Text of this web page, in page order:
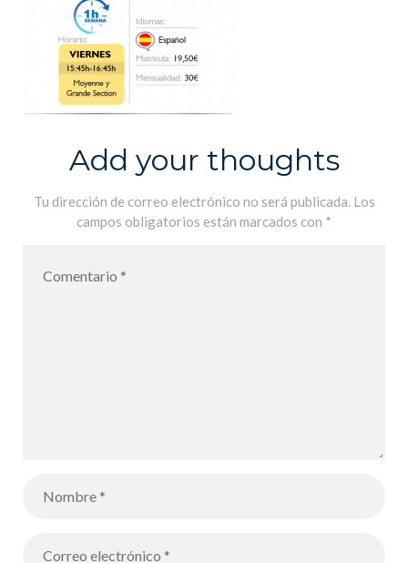
Add your thoughts
Tu dirección de correo electrónico no será publicada. Los
campos obligatorios están marcados con *